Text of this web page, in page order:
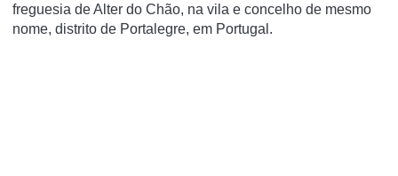
freguesia de Alter do Chão, na vila e concelho de mesmo
nome, distrito de Portalegre, em Portugal.